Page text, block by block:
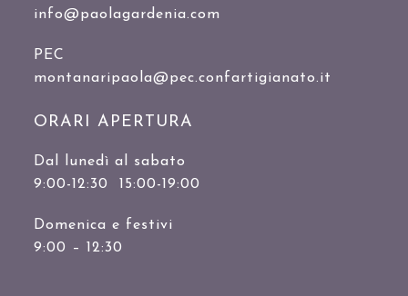
info@paolagardenia.com
PEC
montanaripaola@pec.confartigianato.it
ORARI APERTURA
Dal lunedì al sabato
9:00-12:30 15:00-19:00
Domenica e festivi
9:00 – 12:30